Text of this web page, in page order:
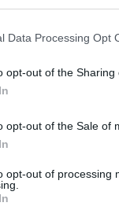
Data Processing Opt
opt-out of the Sharing
opt-out of the Sale of
opt-out of processing
hogy egyéb
a Playboy-mogult!
ért fel a "régi